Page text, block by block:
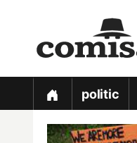
politic